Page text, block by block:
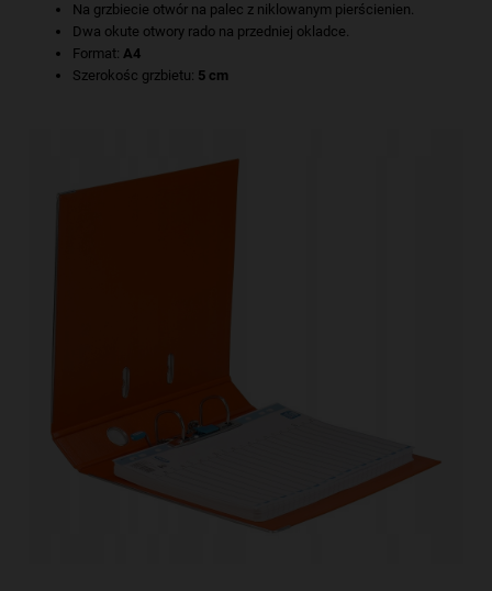
Na grzbiecie otwór na palec z niklowanym pierścienien.
Dwa okute otwory rado na przedniej okladce.
Format: A4
Szerokośc grzbietu: 5 cm